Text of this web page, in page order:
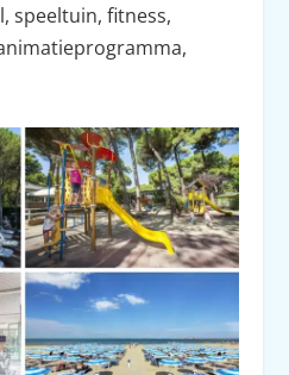
speeltuin, fitness,